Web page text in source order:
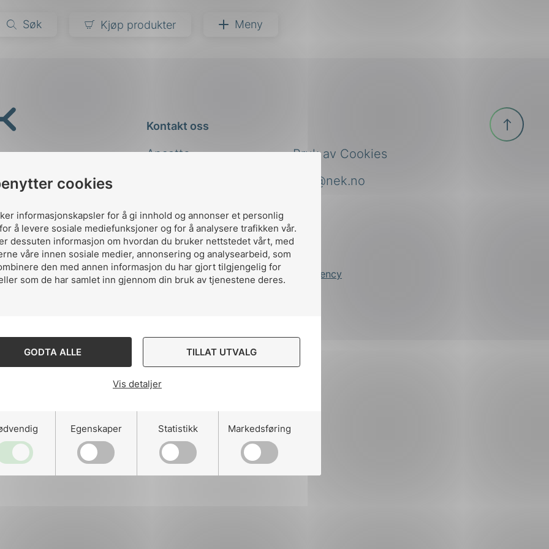
cookies
informasjonskapsler for å gi innhold og annonser et personlig
å levere sosiale mediefunksjoner og for å analysere trafikken vår.
dessuten informasjon om hvordan du bruker nettstedet vårt, med
våre innen sosiale medier, annonsering og analysearbeid, som
den med annen informasjon du har gjort tilgjengelig for
som de har samlet inn gjennom din bruk av tjenestene deres.
GODTA ALLE TILLAT UTVALG
Vis detaljer
Egenskaper Statistikk Markedsføring
Søk Kjøp produkter Meny
Kontakt oss
Ansatte
nek@nek.no
Bruk av Cookies
Designed and developed by Stem Agency
Til
toppen